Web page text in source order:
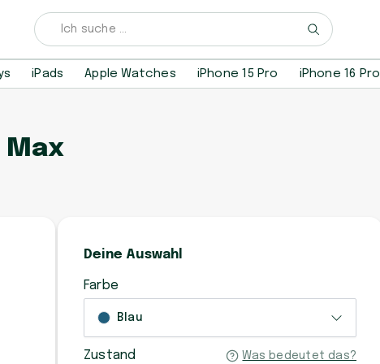
iPads Apple Watches iPhone 15 Pro iPhone 16 Pro
Max
Deine Auswahl
Farbe
Blau
Zustand Was bedeutet das?